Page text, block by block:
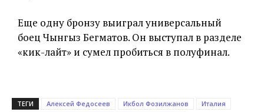
Еще одну бронзу выиграл универсальный
боец Чынгыз Бегматов. Он выступал в разделе
«кик-лайт» и сумел пробиться в полуфинал.
ТЕГИ Алексей Федосеев Икбол Фозилжанов
Италия